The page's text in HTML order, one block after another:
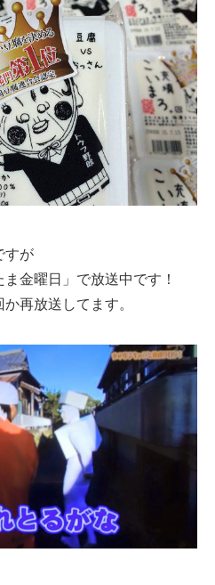
すが
金曜日」で放送中です！
再放送してます。